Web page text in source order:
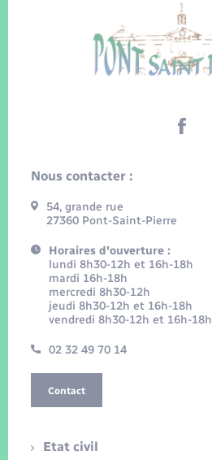
Nous contacter :
54, grande rue
27360 Pont-Saint-Pierre
Horaires d'ouverture :
lundi 8h30-12h et 16h-18h
mardi 16h-18h
mercredi 8h30-12h
jeudi 8h30-12h et 16h-18h
vendredi 8h30-12h et 16h-18h
02 32 49 70 14
Contact
Etat civil